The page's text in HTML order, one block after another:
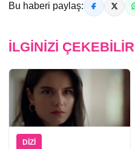
Bu haberi paylaş:
İLGINIZI ÇEKEBILIR
DIZI